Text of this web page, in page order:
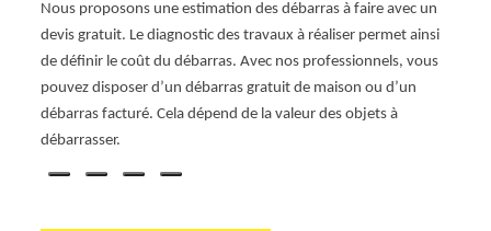
Nous proposons une estimation des débarras à faire avec un
devis gratuit. Le diagnostic des travaux à réaliser permet ainsi
de définir le coût du débarras. Avec nos professionnels, vous
pouvez disposer d’un débarras gratuit de maison ou d’un
débarras facturé. Cela dépend de la valeur des objets à
débarrasser.